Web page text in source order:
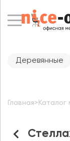
Главная> Каталог
Деревянные